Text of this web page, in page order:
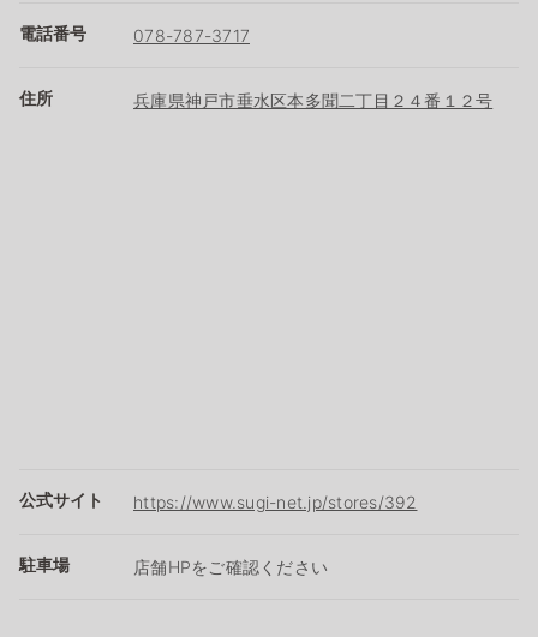
電話番号 078-787-3717
住所 兵庫県神戸市垂水区本多聞二丁目２４番１２号
公式サイト https://www.sugi-net.jp/stores/392
駐車場 店舗HPをご確認ください